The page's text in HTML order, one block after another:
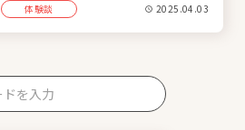
体験談 2025.04.03